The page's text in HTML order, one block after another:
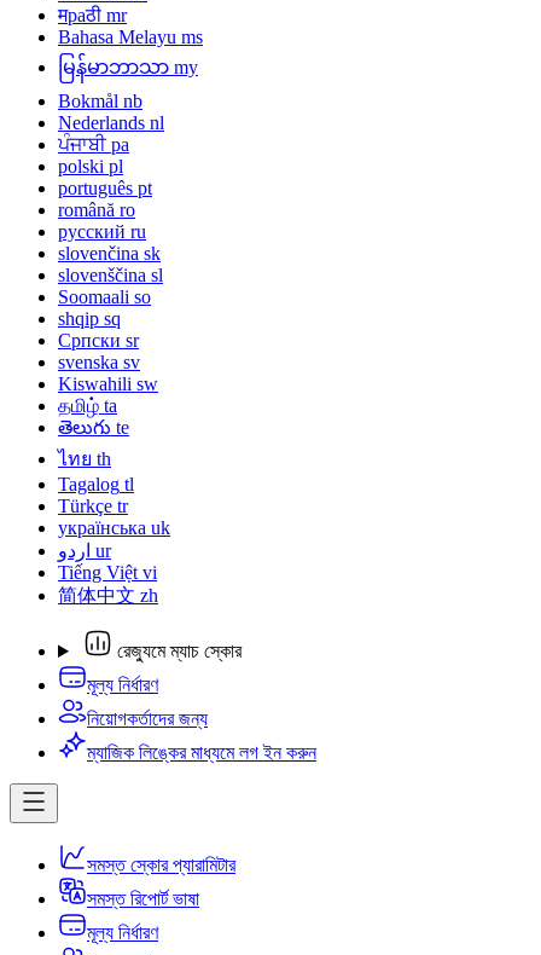
मраठी mr
Bahasa Melayu ms
မြန်မာဘာသာ my
Bokmål nb
Nederlands nl
ਪੰਜਾਬੀ pa
polski pl
português pt
română ro
русский ru
slovenčina sk
slovenščina sl
Soomaali so
shqip sq
Српски sr
svenska sv
Kiswahili sw
தமிழ் ta
తెలుగు te
ไทย th
Tagalog tl
Türkçe tr
українська uk
اردو ur
Tiếng Việt vi
简体中文 zh
রেজ্যুমে ম্যাচ স্কোর
মূল্য নির্ধারণ
নিয়োগকর্তাদের জন্য
ম্যাজিক লিঙ্কের মাধ্যমে লগ ইন করুন
সমস্ত স্কোর প্যারামিটার
সমস্ত রিপোর্ট ভাষা
মূল্য নির্ধারণ